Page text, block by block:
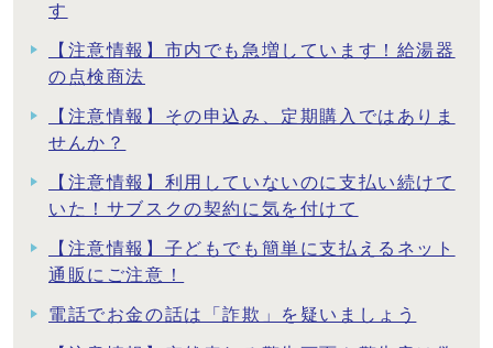
す
【注意情報】市内でも急増しています！給湯器
の点検商法
【注意情報】その申込み、定期購入ではありま
せんか？
【注意情報】利用していないのに支払い続けて
いた！サブスクの契約に気を付けて
【注意情報】子どもでも簡単に支払えるネット
通販にご注意！
電話でお金の話は「詐欺」を疑いましょう